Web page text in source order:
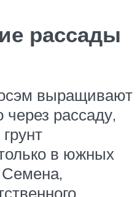
рассады
выращивают
рассаду,
в южных
Семена,